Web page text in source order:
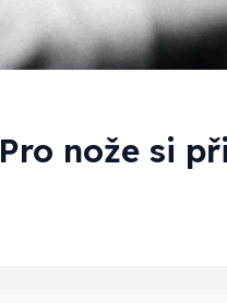
Pro nože si